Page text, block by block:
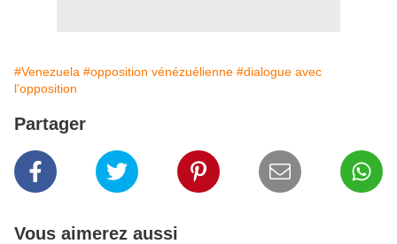
#Venezuela #opposition vénézuélienne #dialogue avec
l'opposition
Partager
Vous aimerez aussi